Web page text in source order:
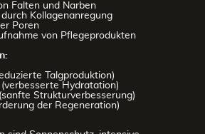
Falten und Narben
Kollagenanregung
Poren
von Pflegeprodukten
Talgproduktion)
Hydratation)
Strukturverbesserung)
der Regeneration)